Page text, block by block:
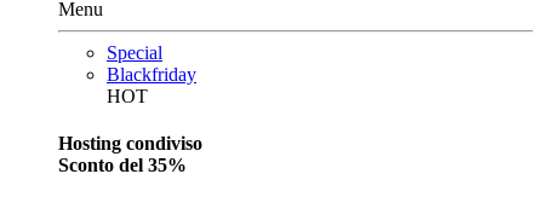
Menu
Special
Blackfriday
HOT
Hosting condiviso
Sconto del 35%